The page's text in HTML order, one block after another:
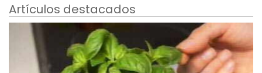
Artículos destacados